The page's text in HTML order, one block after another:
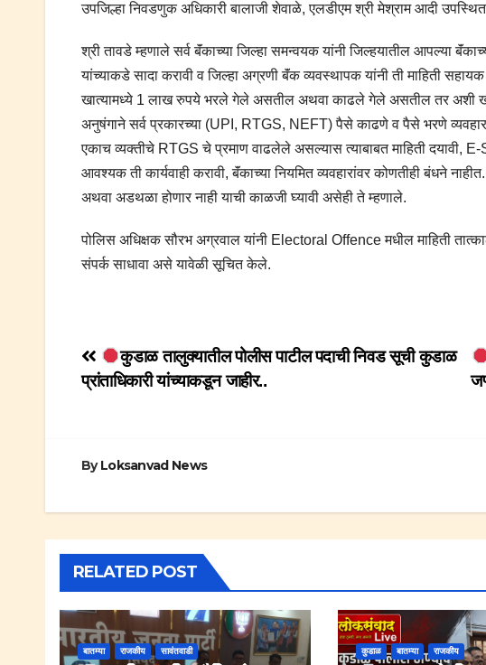
उपजिल्हा निवडणुक अधिकारी बालाजी शेवाळे, एलडीएम श्री मेश्राम आदी
श्री तावडे म्हणाले सर्व बॅंकाच्‍या जिल्‍हा समन्‍वयक यांनी जिल्‍हयातील आपल्‍या
यांच्याकडे सादा करावी व जिल्‍हा अग्रणी बॅंक व्‍यवस्‍थापक यांनी ती माहिती
खात्‍यामध्‍ये 1 लाख रुपये भरले गेले असतील अथवा काढले गेले असतील तर अशी
अनुषंगाने सर्व प्रकारच्‍या (UPI, RTGS, NEFT) पैसे काढणे व पैसे भरणे
एकाच व्‍यक्‍तीचे RTGS चे प्रमाण वाढलेले असल्‍यास त्‍याबाबत माहिती दयावी,
आवश्‍यक ती कार्यवाही करावी, बॅंकाच्‍या नियमित व्‍यवहारांवर कोणतीही बंधने
अथवा अडथळा होणार नाही याची काळजी घ्‍यावी असेही ते म्हणाले.
पोलिस अधिक्षक सौरभ अग्रवाल यांनी Electoral Offence मधील माहिती
संपर्क साधावा असे यावेळी सूचित केले.
Post
navigation
कुडाळ तालुक्यातील पोलीस पाटील पदाची निवड सूची कुडाळ
प्रांताधिकारी यांच्याकडून जाहीर..
ByLoksanvad News
RELATED POST
बातम्या राजकीय सावंतवाडी कुडाळ बातम्या राजकीय